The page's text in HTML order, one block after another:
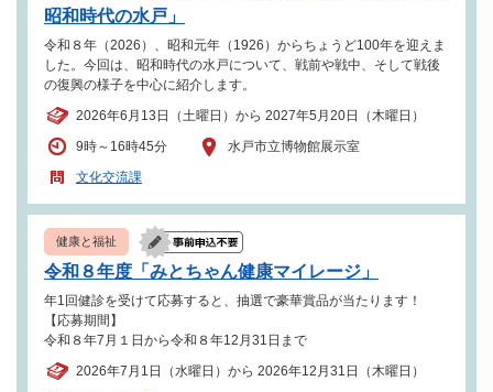
昭和時代の水戸」
令和８年（2026）、昭和元年（1926）からちょうど100年を迎えま
した。今回は、昭和時代の水戸について、戦前や戦中、そして戦後
の復興の様子を中心に紹介します。
2026年6月13日（土曜日）から 2027年5月20日（木曜日）
9時～16時45分
水戸市立博物館展示室
文化交流課
健康と福祉
令和８年度「みとちゃん健康マイレージ」
年1回健診を受けて応募すると、抽選で豪華賞品が当たります！
【応募期間】
令和８年7月１日から令和８年12月31日まで
2026年7月1日（水曜日）から 2026年12月31日（木曜日）